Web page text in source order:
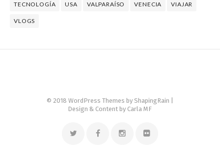
TECNOLOGÍA USA VALPARAÍSO VENECIA VIAJAR
VLOGS
© 2018 WordPress Themes by ShapingRain
Design & Content by Carla MF